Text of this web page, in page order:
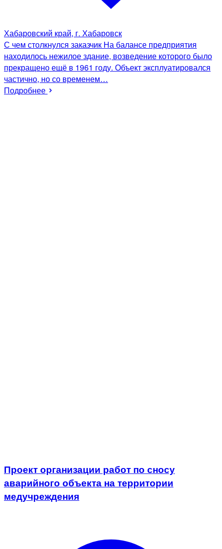
Хабаровский край, г. Хабаровск
С чем столкнулся заказчик На балансе предприятия
находилось нежилое здание, возведение которого было
прекращено ещё в 1961 году. Объект эксплуатировался
частично, но со временем…
Подробнее
Проект организации работ по сносу
аварийного объекта на территории
медучреждения